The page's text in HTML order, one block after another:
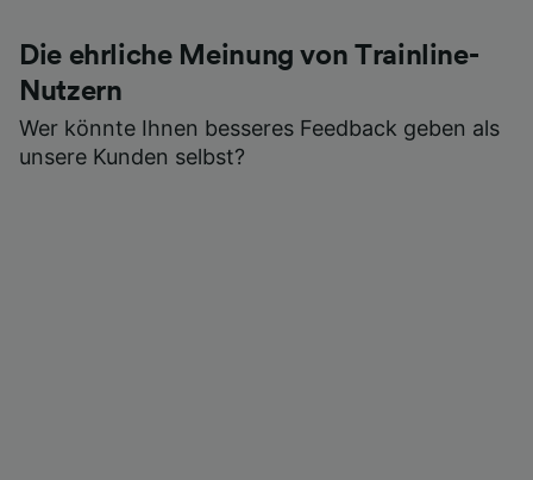
Die ehrliche Meinung von Trainline-
Nutzern
Wer könnte Ihnen besseres Feedback geben als
unsere Kunden selbst?